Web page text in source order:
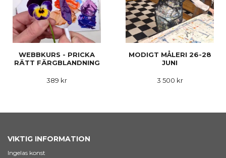
WEBBKURS - PRICKA
RÄTT FÄRGBLANDNING
389 kr
MODIGT MÅLERI 26-28
JUNI
3 500 kr
VIKTIG INFORMATION
Ingelas konst